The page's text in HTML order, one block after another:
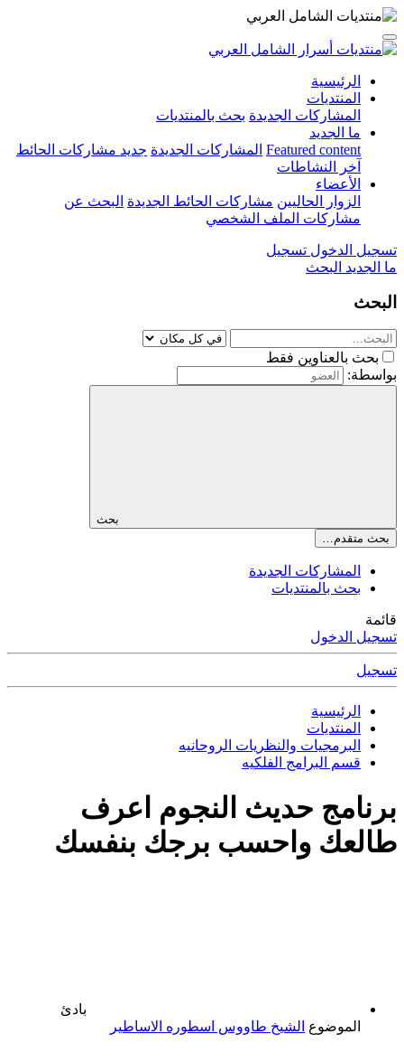
الرئيسية
المنتديات
المشاركات الجديدة بحث بالمنتديات
ما الجديد
Featured content المشاركات الجديدة جديد مشاركات الحائط
آخر النشاطات
الأعضاء
الزوار الحاليين مشاركات الحائط الجديدة البحث عن
مشاركات الملف الشخصي
تسجيل الدخول تسجيل
ما الجديد البحث
البحث
بحث بالعناوين فقط
بواسطة:
بحث
بحث متقدم…
المشاركات الجديدة
بحث بالمنتديات
قائمة
تسجيل الدخول
تسجيل
الرئيسية
المنتديات
البرمجيات والنظريات الروحانيه
قسم البرامج الفلكيه
برنامج حديث النجوم اعرف
طالعك واحسب برجك بنفسك
بادئ
الموضوع الشيخ طاووس اسطوره الاساطير